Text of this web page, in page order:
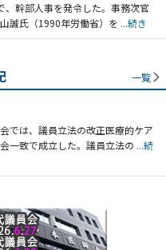
幹部人事を発令した。事務次官
誠氏（1990年労働省）を ...続き
一覧
では、議員立法の改正医療的ケア
一致で成立した。議員立法の ...続